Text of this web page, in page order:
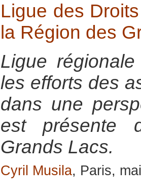
Ligue des
la Région des
Ligue
les efforts des
dans une
est présente
Grands Lacs.
Cyril Musila, Paris,